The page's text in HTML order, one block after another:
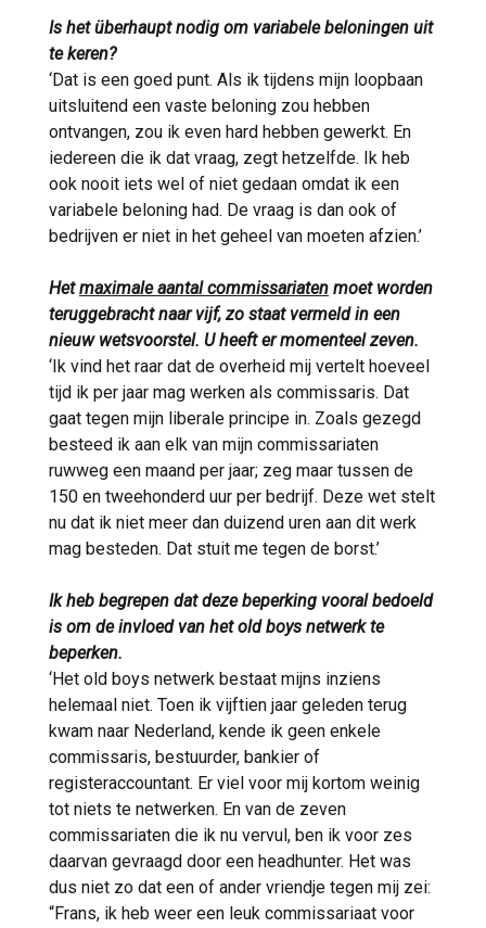
Is het überhaupt nodig om variabele beloningen uit
te keren?
‘Dat is een goed punt. Als ik tijdens mijn loopbaan
uitsluitend een vaste beloning zou hebben
ontvangen, zou ik even hard hebben gewerkt. En
iedereen die ik dat vraag, zegt hetzelfde. Ik heb
ook nooit iets wel of niet gedaan omdat ik een
variabele beloning had. De vraag is dan ook of
bedrijven er niet in het geheel van moeten afzien.’
Hetmaximale aantal commissariaten moet worden
teruggebracht naar vijf, zo staat vermeld in een
nieuw wetsvoorstel. U heeft er momenteel zeven.
‘Ik vind het raar dat de overheid mij vertelt hoeveel
tijd ik per jaar mag werken als commissaris. Dat
gaat tegen mijn liberale principe in. Zoals gezegd
besteed ik aan elk van mijn commissariaten
ruwweg een maand per jaar; zeg maar tussen de
150 en tweehonderd uur per bedrijf. Deze wet stelt
nu dat ik niet meer dan duizend uren aan dit werk
mag besteden. Dat stuit me tegen de borst.’
Ik heb begrepen dat deze beperking vooral bedoeld
is om de invloed van het old boys netwerk te
beperken.
‘Het old boys netwerk bestaat mijns inziens
helemaal niet. Toen ik vijftien jaar geleden terug
kwam naar Nederland, kende ik geen enkele
commissaris, bestuurder, bankier of
registeraccountant. Er viel voor mij kortom weinig
tot niets te netwerken. En van de zeven
commissariaten die ik nu vervul, ben ik voor zes
daarvan gevraagd door een headhunter. Het was
dus niet zo dat een of ander vriendje tegen mij zei:
“Frans, ik heb weer een leuk commissariaat voor